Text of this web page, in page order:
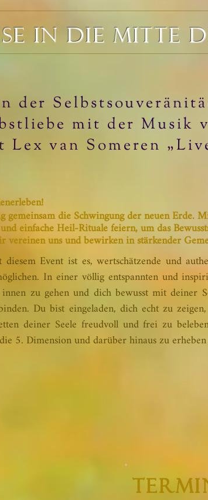
IN DIE MITTE
gemeinsam die Schwingung der neuen Erde.
einfache Heil-Rituale feiern, um das
vereinen uns und bewirken in stärkender
Event ist es, wertschätzende und
In einer völlig entspannten und
zu gehen und dich bewusst mit deiner
Du bist eingeladen, dich echt zu
deiner Seele freudvoll und frei zu
5. Dimension und darüber hinaus zu
der
mit der Musik
Lex van Someren